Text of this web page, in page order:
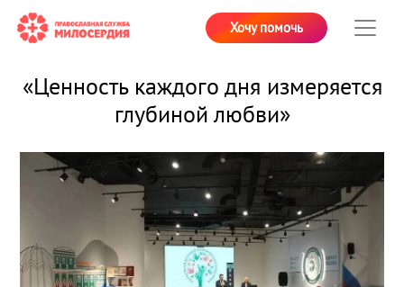
Хочу помочь
«Ценность каждого дня измеряется
глубиной любви»